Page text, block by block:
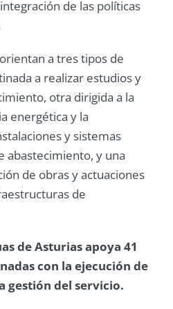
de las políticas
a tres tipos de
a realizar estudios y
otra dirigida a la
energética y la
y sistemas
abastecimiento, y una
de obras y actuaciones
de
de Asturias apoya 41
con la ejecución de
gestión del servicio.